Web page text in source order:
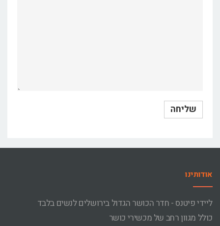
אודותינו
ליידי פיטנס - חדר הכושר הגדול בירושלים לנשים בלבד
כולל מגוון רחב של מכשירי כושר